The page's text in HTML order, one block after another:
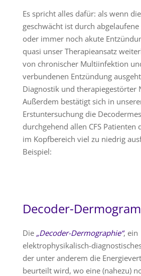
Es spricht alles dafür: als wenn
geschwächt ist durch
oder immer noch akute
quasi unser Therapieansatz
von chronischer Multiinfektion
verbundenen Entzündung
Diagnostik und therapiegestörter
Außerdem bestätigt sich in
Erstuntersuchung die
durchgehend allen CFS Patienten
im Kopfbereich viel zu niedrig
Beispiel:
Decoder-
Die „Decoder-Dermographie“, ein
elektrophysikalisch-
der unter anderem die
beurteilt wird, wo eine (nahezu)